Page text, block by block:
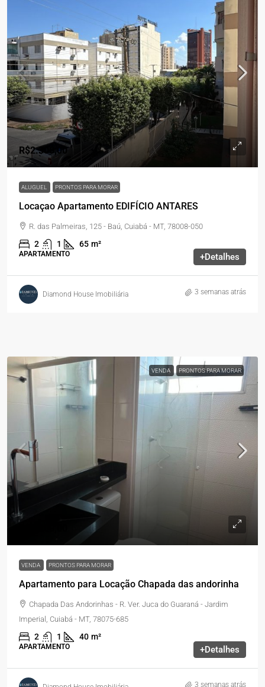
R$2.300,00
ALUGUEL PRONTOS PARA MORAR
Locaçao Apartamento EDIFÍCIO ANTARES
R. das Palmeiras, 125 - Baú, Cuiabá - MT, 78008-050
2 1 65 m²
APARTAMENTO +Detalhes
Diamond House Imobiliária 3 semanas atrás
VENDA PRONTOS PARA MORAR
VENDA PRONTOS PARA MORAR
Apartamento para Locação Chapada das andorinha
Chapada Das Andorinhas - R. Ver. Juca do Guaraná - Jardim
Imperial, Cuiabá - MT, 78075-685
2 1 40 m²
APARTAMENTO +Detalhes
3 semanas atrás